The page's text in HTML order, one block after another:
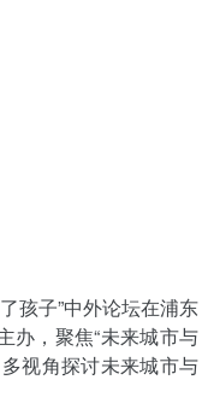
孩子”中外论坛在浦东
办，聚焦“未来城市与
视角探讨未来城市与